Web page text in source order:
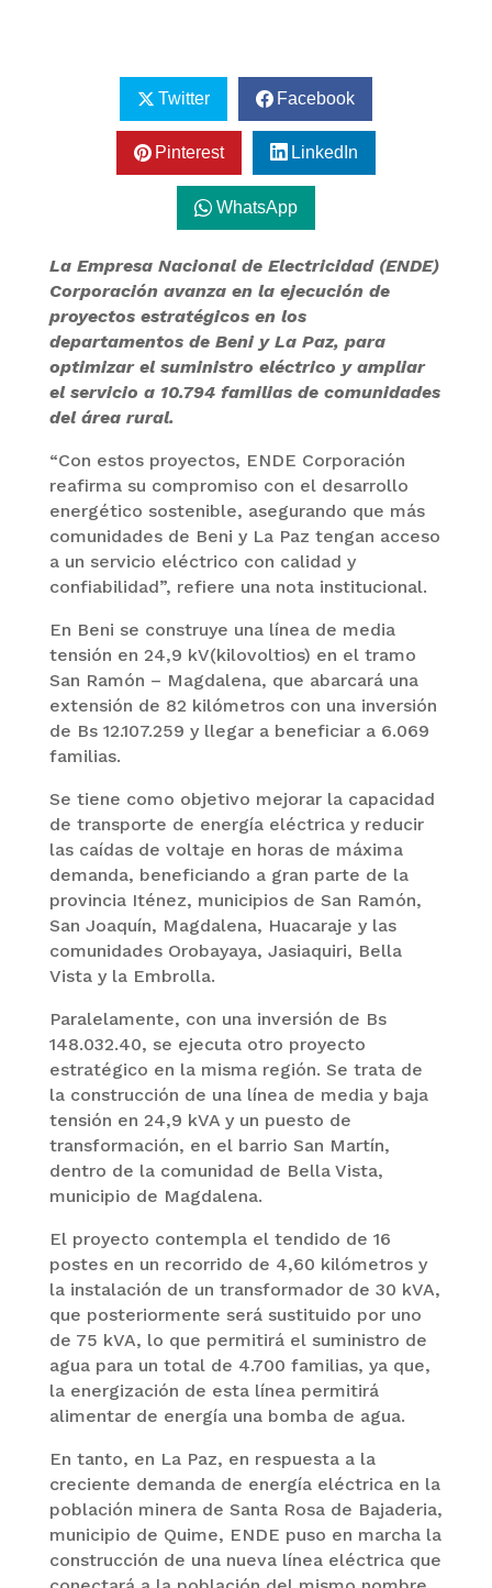
Twitter Facebook
Pinterest LinkedIn
WhatsApp
La Empresa Nacional de Electricidad (ENDE)
Corporación avanza en la ejecución de
proyectos estratégicos en los
departamentos de Beni y La Paz, para
optimizar el suministro eléctrico y ampliar
el servicio a 10.794 familias de comunidades
del área rural.
“Con estos proyectos, ENDE Corporación
reafirma su compromiso con el desarrollo
energético sostenible, asegurando que más
comunidades de Beni y La Paz tengan acceso
a un servicio eléctrico con calidad y
confiabilidad”, refiere una nota institucional.
En Beni se construye una línea de media
tensión en 24,9 kV(kilovoltios) en el tramo
San Ramón – Magdalena, que abarcará una
extensión de 82 kilómetros con una inversión
de Bs 12.107.259 y llegar a beneficiar a 6.069
familias.
Se tiene como objetivo mejorar la capacidad
de transporte de energía eléctrica y reducir
las caídas de voltaje en horas de máxima
demanda, beneficiando a gran parte de la
provincia Iténez, municipios de San Ramón,
San Joaquín, Magdalena, Huacaraje y las
comunidades Orobayaya, Jasiaquiri, Bella
Vista y la Embrolla.
Paralelamente, con una inversión de Bs
148.032.40, se ejecuta otro proyecto
estratégico en la misma región. Se trata de
la construcción de una línea de media y baja
tensión en 24,9 kVA y un puesto de
transformación, en el barrio San Martín,
dentro de la comunidad de Bella Vista,
municipio de Magdalena.
El proyecto contempla el tendido de 16
postes en un recorrido de 4,60 kilómetros y
la instalación de un transformador de 30 kVA,
que posteriormente será sustituido por uno
de 75 kVA, lo que permitirá el suministro de
agua para un total de 4.700 familias, ya que,
la energización de esta línea permitirá
alimentar de energía una bomba de agua.
En tanto, en La Paz, en respuesta a la
creciente demanda de energía eléctrica en la
población minera de Santa Rosa de Bajaderia,
municipio de Quime, ENDE puso en marcha la
construcción de una nueva línea eléctrica que